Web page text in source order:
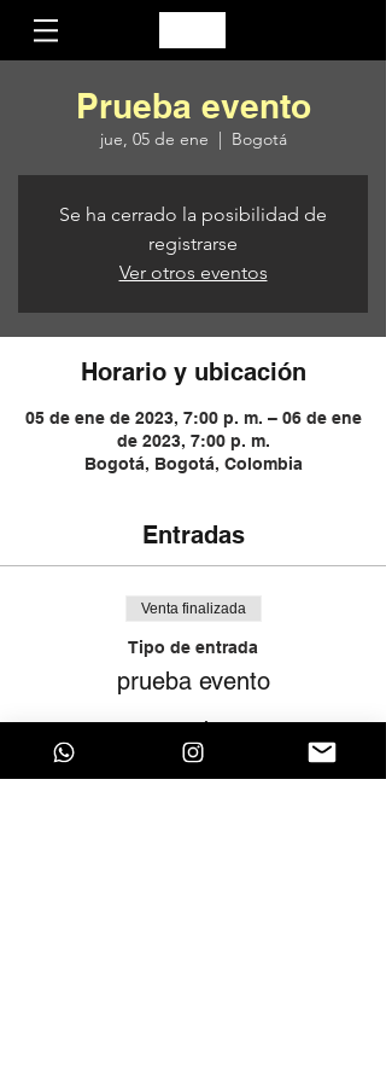
Prueba evento
jue, 05 de ene
  |
Bogotá
Se ha cerrado la posibilidad de
registrarse
Ver otros eventos
Horario y ubicación
05 de ene de 2023, 7:00 p. m. – 06 de ene
de 2023, 7:00 p. m.
Bogotá, Bogotá, Colombia
Entradas
Venta finalizada
Tipo de entrada
prueba evento
Precio
$ 0